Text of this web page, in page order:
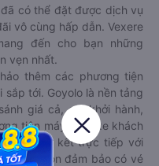
có thể đặt được dịch vụ
vô cùng hấp dẫn. Vexere
đến cho bạn những
vẹn nhất.
thêm các phương tiện
sắp tới. Goyolo là nền tảng
giá cả, giờ khởi hành,
tiện máy bay, xe khách
được liên kết trực tiếp với
hoả, luôn đảm bảo có vé